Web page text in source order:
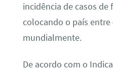
incidência de casos de
colocando o país entre
mundialmente.
De acordo com o